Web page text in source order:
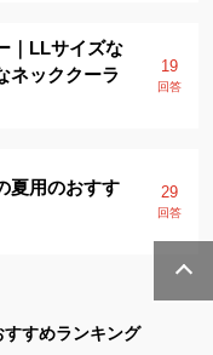
｜LLサイズな
ネッククーラ
19
回答
夏用のおすす
29
回答
すすめランキング